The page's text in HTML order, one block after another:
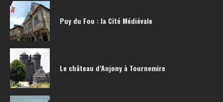
Puy du Fou : la Cité Médiévale
Le château d’Anjony à Tournemire